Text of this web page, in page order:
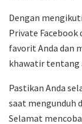
Dengan
Private Facebook
favorit Anda dan
khawatir tentang
Pastikan Anda
saat mengunduh
Selamat